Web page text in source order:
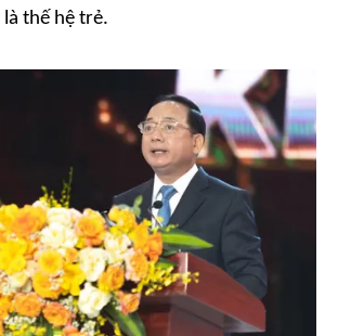
thế hệ trẻ.